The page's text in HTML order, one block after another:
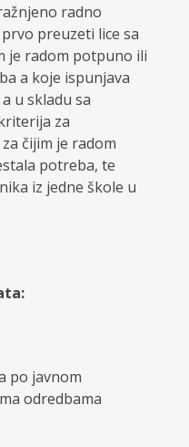
radno
preuzeti lice sa
je radom potpuno ili
a koje ispunjava
u skladu sa
za
čijim je radom
potreba, te
iz jedne škole u
po javnom
odredbama